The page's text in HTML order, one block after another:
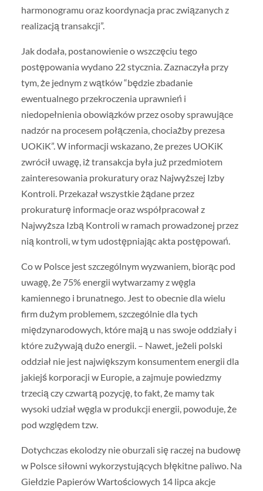
harmonogramu oraz koordynacja prac związanych z
realizacją transakcji”.
Jak dodała, postanowienie o wszczęciu tego
postępowania wydano 22 stycznia. Zaznaczyła przy
tym, że jednym z wątków “będzie zbadanie
ewentualnego przekroczenia uprawnień i
niedopełnienia obowiązków przez osoby sprawujące
nadzór na procesem połączenia, chociażby prezesa
UOKiK”. W informacji wskazano, że prezes UOKiK
zwrócił uwagę, iż transakcja była już przedmiotem
zainteresowania prokuratury oraz Najwyższej Izby
Kontroli. Przekazał wszystkie żądane przez
prokuraturę informacje oraz współpracował z
Najwyższa Izbą Kontroli w ramach prowadzonej przez
nią kontroli, w tym udostępniając akta postępowań.
Co w Polsce jest szczególnym wyzwaniem, biorąc pod
uwagę, że 75% energii wytwarzamy z węgla
kamiennego i brunatnego. Jest to obecnie dla wielu
firm dużym problemem, szczególnie dla tych
międzynarodowych, które mają u nas swoje oddziały i
które zużywają dużo energii. – Nawet, jeżeli polski
oddział nie jest największym konsumentem energii dla
jakiejś korporacji w Europie, a zajmuje powiedzmy
trzecią czy czwartą pozycję, to fakt, że mamy tak
wysoki udział węgla w produkcji energii, powoduje, że
pod względem tzw.
Dotychczas ekolodzy nie oburzali się raczej na budowę
w Polsce siłowni wykorzystujących błękitne paliwo. Na
Giełdzie Papierów Wartościowych 14 lipca akcje